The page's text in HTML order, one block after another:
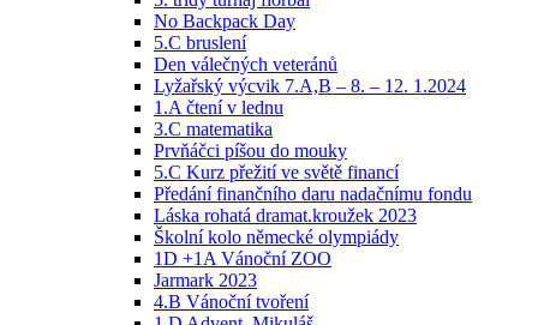
No Backpack Day
5.C bruslení
Den válečných veteránů
Lyžařský výcvik 7.A,B – 8. – 12. 1.2024
1.A čtení v lednu
3.C matematika
Prvňáčci píšou do mouky
5.C Kurz přežití ve světě financí
Předání finančního daru nadačnímu fondu
Láska rohatá dramat.kroužek 2023
Školní kolo německé olympiády
1D +1A Vánoční ZOO
Jarmark 2023
4.B Vánoční tvoření